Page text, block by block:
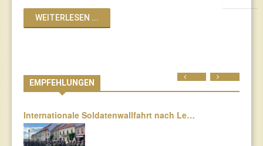
WEITERLESEN ...
EMPFEHLUNGEN
Internationale Soldatenwallfahrt nach Le…